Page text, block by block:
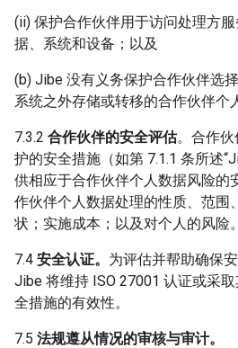
(ii) 保护合作伙伴用于访问处理方
据、系统和设备；以及
(b) Jibe 没有义务保护合作伙伴选
系统之外存储或转移的合作伙伴个
7.3.2 合作伙伴的安全评估。合作
护的安全措施（如第 7.1.1 条所述
供相应于合作伙伴个人数据风险的
作伙伴个人数据处理的性质、范围
状；实施成本；以及对个人的风险。
7.4 安全认证。 为评估并帮助确保
Jibe 将维持 ISO 27001 认证或采
全措施的有效性。
7.5 法规遵从情况的审核与审计。